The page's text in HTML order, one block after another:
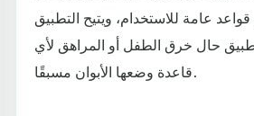
عامة للاستخدام، ويتيح التطبيق
حال خرق الطفل أو المراهق لأي
قاعدة وضعها الأبوان مسبقًا.